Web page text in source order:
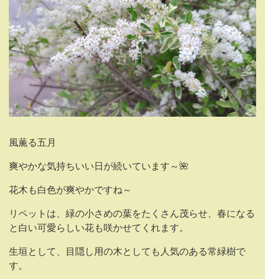
風薫る五月
爽やかな気持ちいい日が続いています～🌺
花木も白色が爽やかですね～
リペットは、緑の小さめの葉をたくさん茂らせ、春になる
と白い可愛らしい花も咲かせてくれます。
生垣として、目隠し用の木としても人気のある常緑樹で
す。